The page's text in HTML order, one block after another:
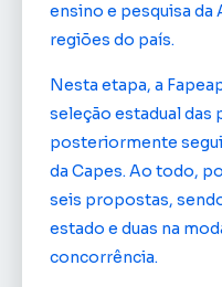
ensino e pesquisa da
regiões do país.
Nesta etapa, a
seleção estadual das
posteriormente
da Capes. Ao todo,
seis propostas,
estado e duas na
concorrência.